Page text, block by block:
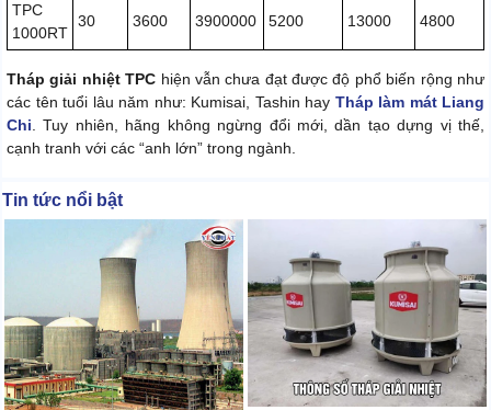
TPC
1000RT
30 3600 3900000 5200 13000 4800
Tháp giải nhiệt TPC hiện vẫn chưa đạt được độ phổ biến rộng như
các tên tuổi lâu năm như: Kumisai, Tashin hay Tháp làm mát Liang
Chi. Tuy nhiên, hãng không ngừng đổi mới, dần tạo dựng vị thế,
cạnh tranh với các “anh lớn” trong ngành.
Tin tức nổi bật